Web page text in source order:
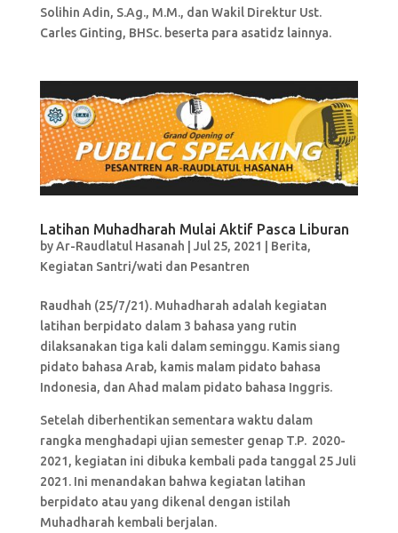
Solihin Adin, S.Ag., M.M., dan Wakil Direktur Ust.
Carles Ginting, BHSc. beserta para asatidz lainnya.
Latihan Muhadharah Mulai Aktif Pasca Liburan
byAr-Raudlatul Hasanah Jul 25, 2021 Berita,
Kegiatan Santri/wati dan Pesantren
Raudhah (25/7/21). Muhadharah adalah kegiatan
latihan berpidato dalam 3 bahasa yang rutin
dilaksanakan tiga kali dalam seminggu. Kamis siang
pidato bahasa Arab, kamis malam pidato bahasa
Indonesia, dan Ahad malam pidato bahasa Inggris.
Setelah diberhentikan sementara waktu dalam
rangka menghadapi ujian semester genap T.P. 2020-
2021, kegiatan ini dibuka kembali pada tanggal 25 Juli
2021. Ini menandakan bahwa kegiatan latihan
berpidato atau yang dikenal dengan istilah
Muhadharah kembali berjalan.